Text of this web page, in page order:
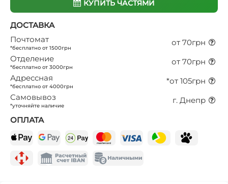
КУПИТЬ ЧАСТЯМИ
ДОСТАВКА
Почтомат
*бесплатно от 1500грн
от 70грн
Отделение
*бесплатно от 3000грн
от 70грн
Адрессная
*бесплатно от 4000грн
*от 105грн
Самовывоз
*уточняйте наличие
г. Днепр
ОПЛАТА